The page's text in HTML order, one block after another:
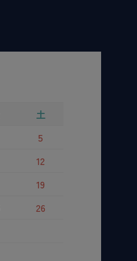
土
5
12
19
26